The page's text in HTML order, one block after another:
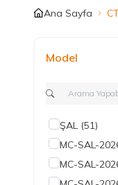
Ana Sayfa
Model
ŞAL (51)
MC-SAL-
MC-SAL-